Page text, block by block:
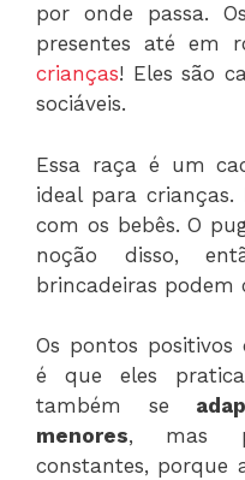
por onde passa.
presentes até em
crianças! Eles são
sociáveis.
Essa raça é um
ideal para crianças.
com os bebês. O
noção disso,
brincadeiras podem
Os pontos positivos
é que eles
também se
menores, mas
constantes, porque